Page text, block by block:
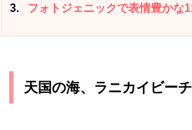
3 フォトジェニックで表情豊かな
天国の海、ラニカイビーチ